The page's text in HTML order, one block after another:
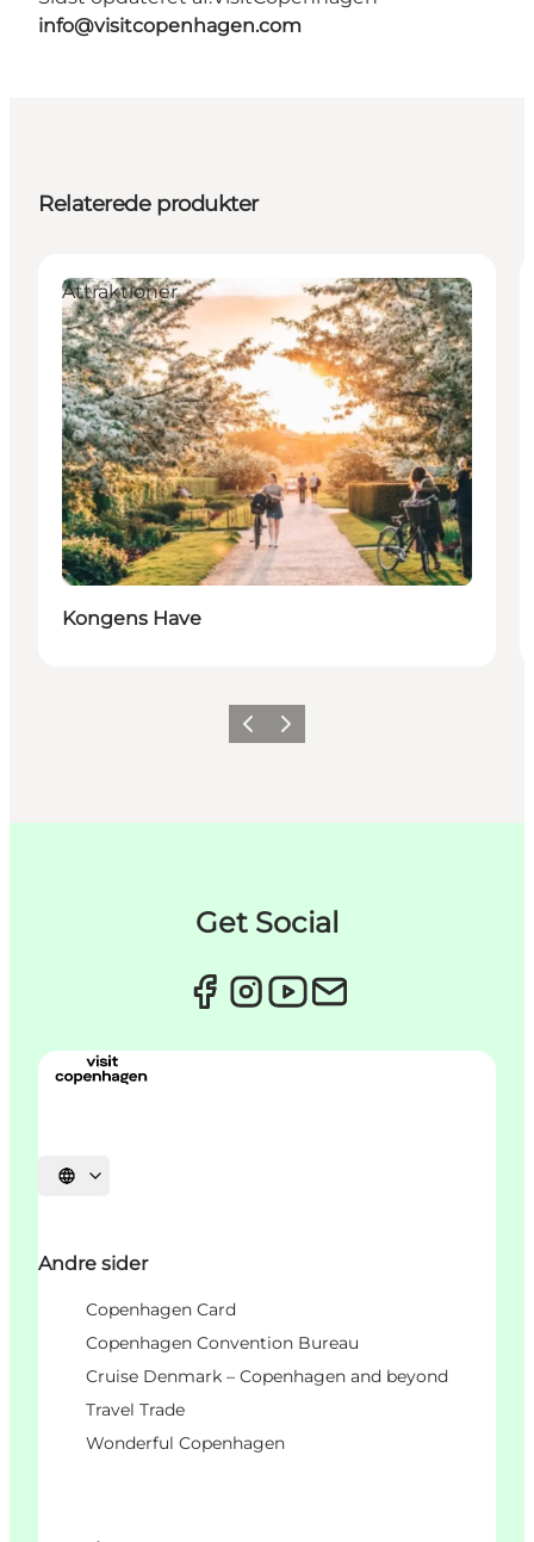
info@visitcopenhagen.com
Relaterede produkter
Attraktioner
Kongens Have
ForrigeNæste
Get Social
Vælg sprog
Andre sider
Copenhagen Card
Copenhagen Convention Bureau
Cruise Denmark – Copenhagen and beyond
Travel Trade
Wonderful Copenhagen